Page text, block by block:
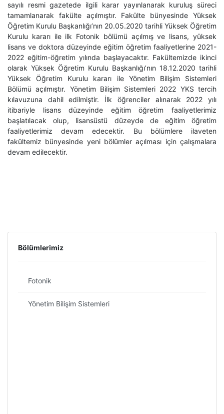
sayılı resmi gazetede ilgili karar yayınlanarak kuruluş süreci
tamamlanarak fakülte açılmıştır. Fakülte bünyesinde Yüksek
Öğretim Kurulu Başkanlığı’nın 20.05.2020 tarihli Yüksek Öğretim
Kurulu kararı ile ilk Fotonik bölümü açılmış ve lisans, yüksek
lisans ve doktora düzeyinde eğitim öğretim faaliyetlerine 2021-
2022 eğitim-öğretim yılında başlayacaktır. Fakültemizde ikinci
olarak Yüksek Öğretim Kurulu Başkanlığı’nın 18.12.2020 tarihli
Yüksek Öğretim Kurulu kararı ile Yönetim Bilişim Sistemleri
Bölümü açılmıştır. Yönetim Bilişim Sistemleri 2022 YKS tercih
kılavuzuna dahil edilmiştir. İlk öğrenciler alınarak 2022 yılı
itibariyle lisans düzeyinde eğitim öğretim faaliyetlerimiz
başlatılacak olup, lisansüstü düzeyde de eğitim öğretim
faaliyetlerimiz devam edecektir. Bu bölümlere ilaveten
fakültemiz bünyesinde yeni bölümler açılması için çalışmalara
devam edilecektir.
Bölümlerimiz
Fotonik
Yönetim Bilişim Sistemleri